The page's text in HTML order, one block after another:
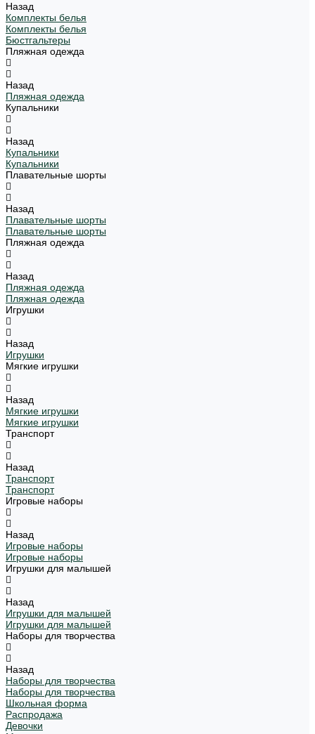
Назад
Комплекты белья
Комплекты белья
Бюстгальтеры
Пляжная одежда
Назад
Пляжная одежда
Купальники
Назад
Купальники
Купальники
Плавательные шорты
Назад
Плавательные шорты
Плавательные шорты
Пляжная одежда
Назад
Пляжная одежда
Пляжная одежда
Игрушки
Назад
Игрушки
Мягкие игрушки
Назад
Мягкие игрушки
Мягкие игрушки
Транспорт
Назад
Транспорт
Транспорт
Игровые наборы
Назад
Игровые наборы
Игровые наборы
Игрушки для малышей
Назад
Игрушки для малышей
Игрушки для малышей
Наборы для творчества
Назад
Наборы для творчества
Наборы для творчества
Школьная форма
Распродажа
Девочки